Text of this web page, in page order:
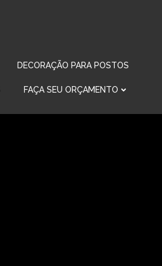
DECORAÇÃO PARA POSTOS
FAÇA SEU ORÇAMENTO